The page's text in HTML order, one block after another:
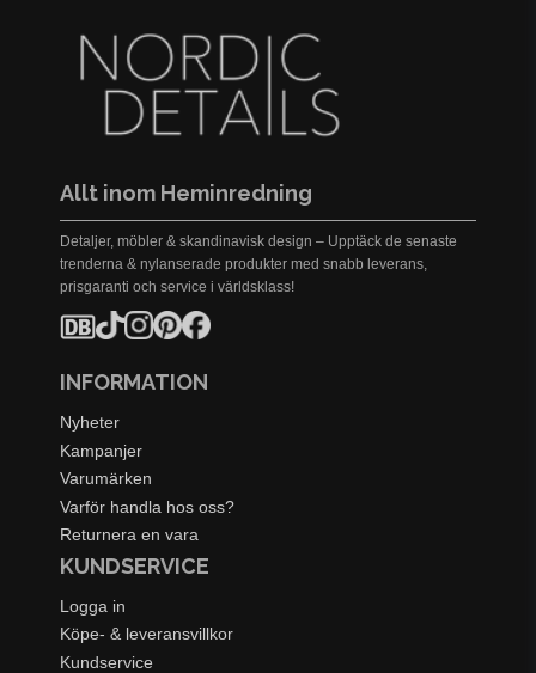
Allt inom Heminredning
Detaljer, möbler & skandinavisk design – Upptäck de senaste
trenderna & nylanserade produkter med snabb leverans,
prisgaranti och service i världsklass!
INFORMATION
Nyheter
Kampanjer
Varumärken
Varför handla hos oss?
Returnera en vara
KUNDSERVICE
Logga in
Köpe- & leveransvillkor
Kundservice